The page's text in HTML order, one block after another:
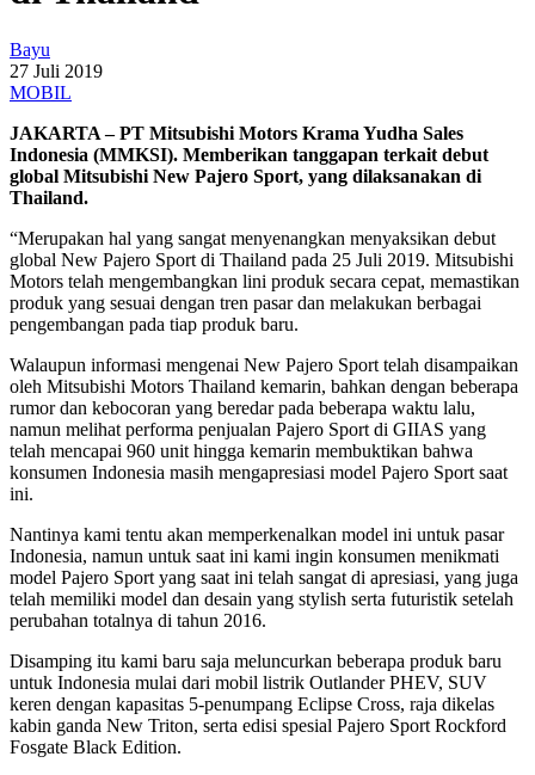
Bayu
27 Juli 2019
MOBIL
JAKARTA – PT Mitsubishi Motors Krama Yudha Sales
Indonesia (MMKSI). Memberikan tanggapan terkait debut
global Mitsubishi New Pajero Sport, yang dilaksanakan di
Thailand.
“Merupakan hal yang sangat menyenangkan menyaksikan debut
global New Pajero Sport di Thailand pada 25 Juli 2019. Mitsubishi
Motors telah mengembangkan lini produk secara cepat, memastikan
produk yang sesuai dengan tren pasar dan melakukan berbagai
pengembangan pada tiap produk baru.
Walaupun informasi mengenai New Pajero Sport telah disampaikan
oleh Mitsubishi Motors Thailand kemarin, bahkan dengan beberapa
rumor dan kebocoran yang beredar pada beberapa waktu lalu,
namun melihat performa penjualan Pajero Sport di GIIAS yang
telah mencapai 960 unit hingga kemarin membuktikan bahwa
konsumen Indonesia masih mengapresiasi model Pajero Sport saat
ini.
Nantinya kami tentu akan memperkenalkan model ini untuk pasar
Indonesia, namun untuk saat ini kami ingin konsumen menikmati
model Pajero Sport yang saat ini telah sangat di apresiasi, yang juga
telah memiliki model dan desain yang stylish serta futuristik setelah
perubahan totalnya di tahun 2016.
Disamping itu kami baru saja meluncurkan beberapa produk baru
untuk Indonesia mulai dari mobil listrik Outlander PHEV, SUV
keren dengan kapasitas 5-penumpang Eclipse Cross, raja dikelas
kabin ganda New Triton, serta edisi spesial Pajero Sport Rockford
Fosgate Black Edition.